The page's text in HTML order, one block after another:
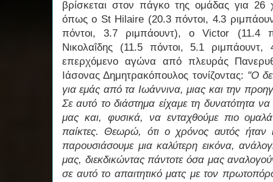
βρίσκεται στον πάγκο της ομάδας για 26
όπως ο St Hilaire (20.3 πόντοι, 4.3
πόντοι, 3.7 ριμπάουντ), ο Victor (11.4
Νικολαΐδης (11.5 πόντοι, 5.1
επερχόμενο αγώνα από πλευράς
Ιάσονας Δημητρακόπουλος τονίζοντας: "Ο
για εμάς από τα Ιωάννινα, μιας και την
Σε αυτό το διάστημα είχαμε τη δυνατότητα
μας και, φυσικά, να ενταχθούμε πιο
παίκτες. Θεωρώ, ότι ο χρόνος αυτός ήταν
παρουσιάσουμε μια καλύτερη εικόνα,
μας, διεκδικώντας πάντοτε όσα μας
σε αυτό το απαιτητικό ματς με τον